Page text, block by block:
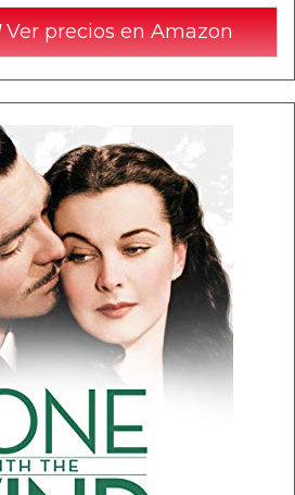
Ver precios en Amazon